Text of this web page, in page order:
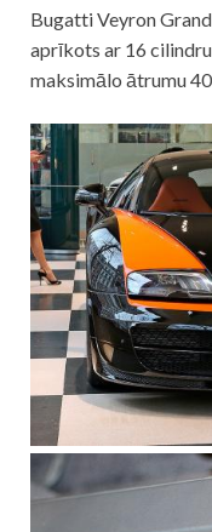
Bugatti Veyron
aprīkots ar 16
maksimālo ātrumu